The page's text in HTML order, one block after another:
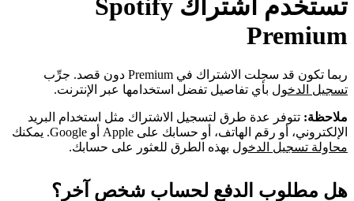
تستخدم اشتراك Spotify
Premium
ربما تكون قد سجلت الاشتراك في Premium دون قصد. جرِّب
تسجيل الدخول بأي تفاصيل تفضل استخدامها عبر الإنترنت.
ملاحظة: تتوفر عدة طرق لتسجيل الاشتراك مثل استخدام البريد
الإلكتروني، أو رقم الهاتف، أو حسابك على Apple أو Google. يمكنك
محاولة تسجيل الدخول بهذه الطرق للعثور على حسابك.
هل مطلوب الدفع لحساب شخص آخر؟